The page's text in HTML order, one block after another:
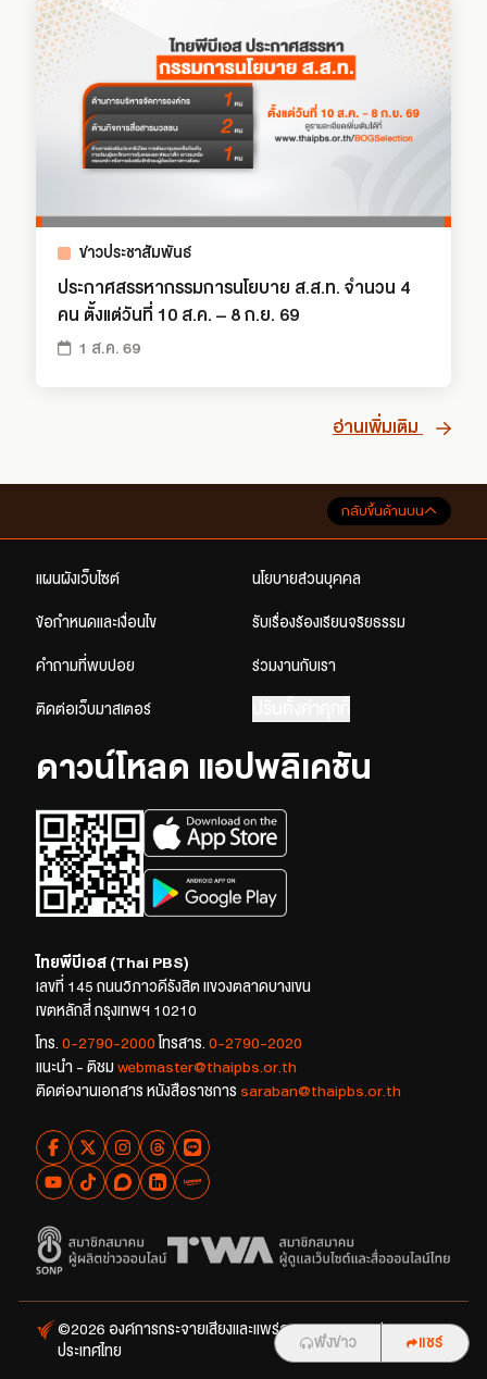
ข่าวประชาสัมพันธ์
ประกาศสรรหากรรมการนโยบาย ส.ส.ท. จำนวน 4
คน ตั้งแต่วันที่ 10 ส.ค. – 8 ก.ย. 69
1 ส.ค. 69
อ่านเพิ่มเติม
ฟังข่าว แชร์
กลับขึ้นด้านบน
แผนผังเว็บไซต์ นโยบายส่วนบุคคล
ข้อกำหนดและเงื่อนไข รับเรื่องร้องเรียนจริยธรรม
คำถามที่พบบ่อย ร่วมงานกับเรา
ติดต่อเว็บมาสเตอร์
ดาวน์โหลด แอปพลิเคชัน
ไทยพีบีเอส (Thai PBS)
เลขที่ 145 ถนนวิภาวดีรังสิต แขวงตลาดบางเขน
เขตหลักสี่ กรุงเทพฯ 10210
โทร. 0-2790-2000 โทรสาร. 0-2790-2020
แนะนำ - ติชม webmaster@thaipbs.or.th
ติดต่องานเอกสาร หนังสือราชการ saraban@thaipbs.or.th
©2026 องค์การกระจายเสียงและแพร่ภาพสาธารณะแห่ง
ประเทศไทย